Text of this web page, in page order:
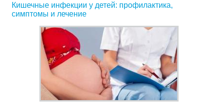
Кишечные инфекции у детей: профилактика,
симптомы и лечение